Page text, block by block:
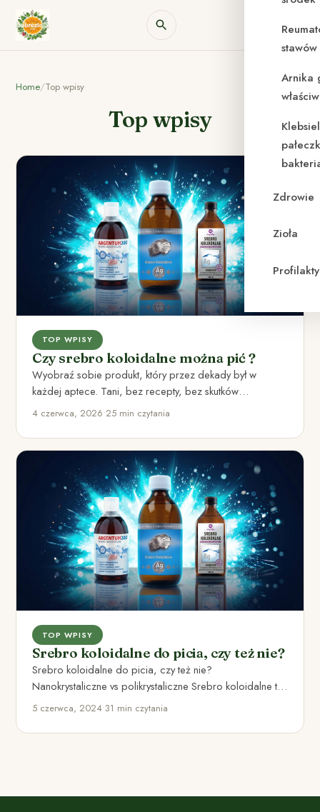
Arnika
Zdrowie
Zioła
Home/Top wpisy
Top wpisy
TOP WPISY
Czy srebro koloidalne można pić ?
Wyobraź sobie produkt, który przez dekady był w
każdej aptece. Tani, bez recepty, bez skutków
ubocznych. Ludzie go…
4 czerwca, 2026•25 min czytania
TOP WPISY
Srebro koloidalne do picia, czy też nie?
Srebro koloidalne do picia, czy też nie?
Nanokrystaliczne vs polikrystaliczne Srebro koloidalne to
produkt stworzony przez zawieszenie niewielkich…
5 czerwca, 2024•31 min czytania